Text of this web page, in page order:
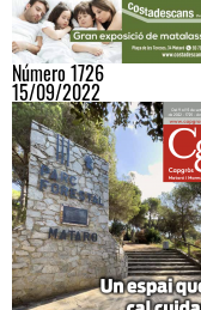
Número 1726
15/09/2022